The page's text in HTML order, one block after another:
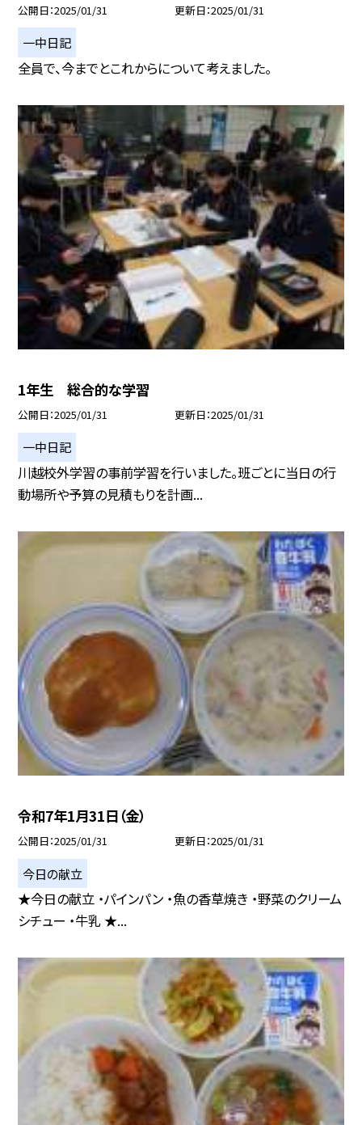
公開日 2025/01/31 更新日 2025/01/31
一中日記
全員で、今までとこれからについて考えました。
1年生 総合的な学習
公開日 2025/01/31 更新日 2025/01/31
一中日記
川越校外学習の事前学習を行いました。班ごとに当日の行
動場所や予算の見積もりを計画...
令和7年1月31日（金）
公開日 2025/01/31 更新日 2025/01/31
今日の献立
★今日の献立 ・パインパン ・魚の香草焼き ・野菜のクリーム
シチュー ・牛乳 ★...